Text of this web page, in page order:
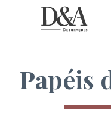
Papéis